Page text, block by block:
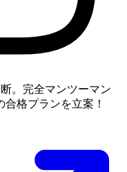
。完全マンツーマン
格プランを立案！